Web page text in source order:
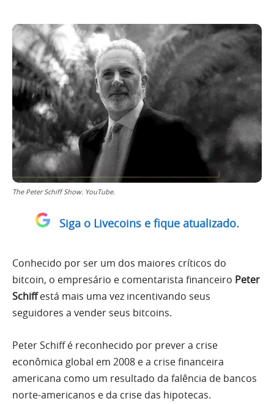
The Peter Schiff Show. YouTube.
Siga o Livecoins e fique atualizado.
Conhecido por ser um dos maiores críticos do
bitcoin, o empresário e comentarista financeiro Peter
Schiffestá mais uma vez incentivando seus
seguidores a vender seus bitcoins.
Peter Schiff é reconhecido por prever a crise
econômica global em 2008 e a crise financeira
americana como um resultado da falência de bancos
norte-americanos e da crise das hipotecas.